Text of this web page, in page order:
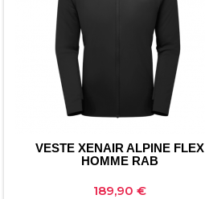
VESTE XENAIR ALPINE FLEX
HOMME RAB
Prix
189,90 €